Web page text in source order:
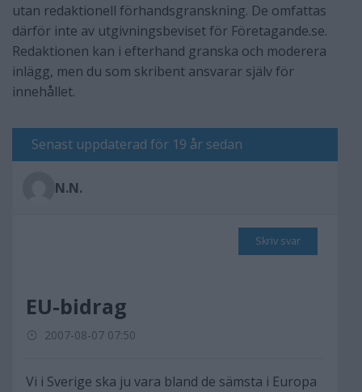
utan redaktionell förhandsgranskning. De omfattas
därför inte av utgivningsbeviset för Företagande.se.
Redaktionen kan i efterhand granska och moderera
inlägg, men du som skribent ansvarar själv för
innehållet.
Senast uppdaterad för 19 år sedan
N.N.
Skriv svar
EU-bidrag
2007-08-07 07:50
Vi i Sverige ska ju vara bland de sämsta i Europa